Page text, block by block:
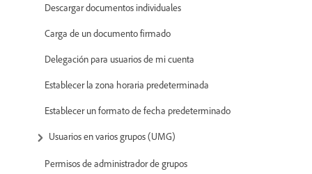
Descargar documentos individuales
Carga de un documento firmado
Delegación para usuarios de mi cuenta
Establecer la zona horaria predeterminada
Establecer un formato de fecha predeterminado
Usuarios en varios grupos (UMG)
Permisos de administrador de grupos